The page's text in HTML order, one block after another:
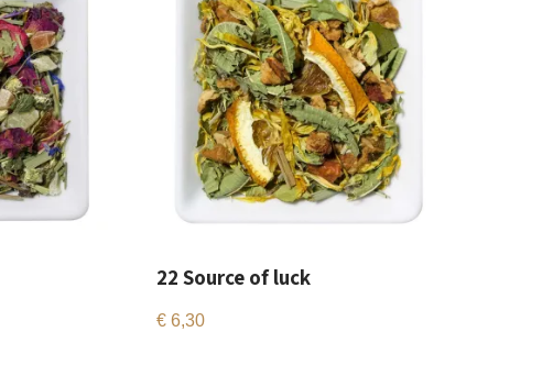
22 Source of luck
€ 6,30